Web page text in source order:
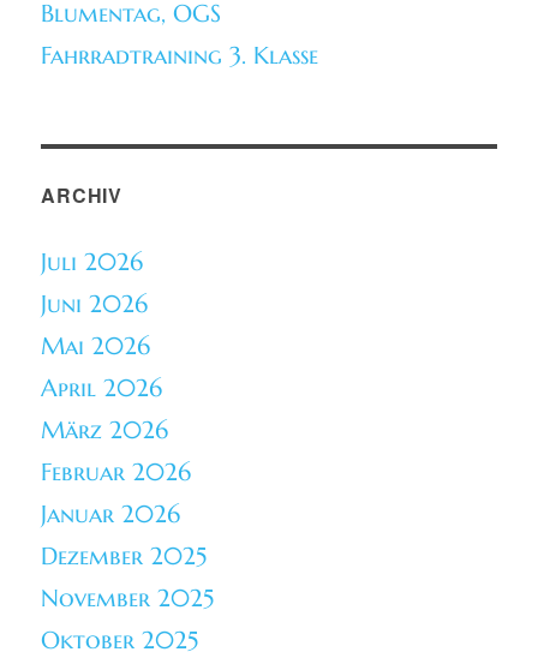
Blumentag, OGS
Fahrradtraining 3. Klasse
ARCHIV
Juli 2026
Juni 2026
Mai 2026
April 2026
März 2026
Februar 2026
Januar 2026
Dezember 2025
November 2025
Oktober 2025